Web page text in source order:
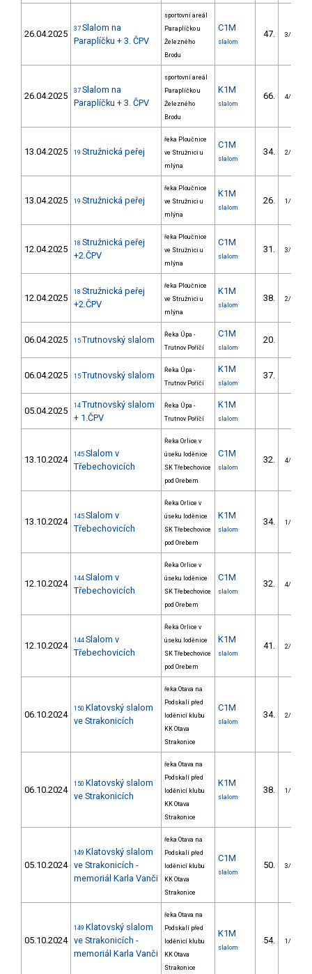
26.04.2025 37 Slalom na
Paraplíčku + 3. ČPV
sportovní areál
Paraplíčko u
Železného
Brodu
C1M
slalom
47. 3/VS
26.04.2025 37 Slalom na
Paraplíčku + 3. ČPV
sportovní areál
Paraplíčko u
Železného
Brodu
K1M
slalom
66. 4/VS
13.04.2025 19 Stružnická peřej
řeka Ploučnice
ve Stružnici u
mlýna
C1M
slalom
34. 2/VS
13.04.2025 19 Stružnická peřej
řeka Ploučnice
ve Stružnici u
mlýna
K1M
slalom
26. 1/VS
12.04.2025
18 Stružnická peřej
+2.ČPV
řeka Ploučnice
ve Stružnici u
mlýna
C1M
slalom
31. 3/VS
12.04.2025
18 Stružnická peřej
+2.ČPV
řeka Ploučnice
ve Stružnici u
mlýna
K1M
slalom
38. 2/VS
06.04.2025 15 Trutnovský slalom
Řeka Úpa -
Trutnov Poříčí
C1M
slalom
20.
06.04.2025 15 Trutnovský slalom
Řeka Úpa -
Trutnov Poříčí
K1M
slalom
37.
05.04.2025 14 Trutnovský slalom
+ 1.ČPV
Řeka Úpa -
Trutnov Poříčí
K1M
slalom
13.10.2024 145 Slalom v
Třebechovicích
Řeka Orlice v
úseku loděnice
SK Třebechovice
pod Orebem
C1M
slalom
32. 4/VS
13.10.2024 145 Slalom v
Třebechovicích
Řeka Orlice v
úseku loděnice
SK Třebechovice
pod Orebem
K1M
slalom
34. 1/VS
12.10.2024 144 Slalom v
Třebechovicích
Řeka Orlice v
úseku loděnice
SK Třebechovice
pod Orebem
C1M
slalom
32. 4/VS
12.10.2024 144 Slalom v
Třebechovicích
Řeka Orlice v
úseku loděnice
SK Třebechovice
pod Orebem
K1M
slalom
41. 2/VS
06.10.2024
150 Klatovský slalom
ve Strakonicích
řeka Otava na
Podskalí před
loděnicí klubu
KK Otava
Strakonice
C1M
slalom
34. 2/VS
06.10.2024
150 Klatovský slalom
ve Strakonicích
řeka Otava na
Podskalí před
loděnicí klubu
KK Otava
Strakonice
K1M
slalom
38. 1/VS
05.10.2024
149 Klatovský slalom
ve Strakonicích -
memoriál Karla Vanči
řeka Otava na
Podskalí před
loděnicí klubu
KK Otava
Strakonice
C1M
slalom
50. 3/VS
05.10.2024
149 Klatovský slalom
ve Strakonicích -
memoriál Karla Vanči
řeka Otava na
Podskalí před
loděnicí klubu
KK Otava
Strakonice
K1M
slalom
54. 1/VS